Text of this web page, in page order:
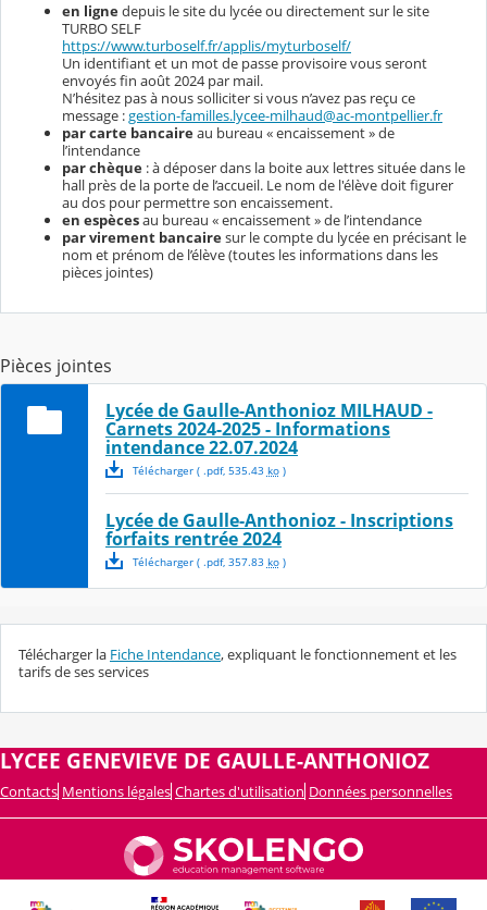
en lignedepuis le site du lycée ou directement sur le site
TURBO SELF
https://www.turboself.fr/applis/myturboself/
Un identifiant et un mot de passe provisoire vous seront
envoyés fin août 2024 par mail.
N’hésitez pas à nous solliciter si vous n’avez pas reçu ce
message :gestion-familles.lycee-milhaud@ac-montpellier.fr
par carte bancaireau bureau « encaissement » de
l’intendance
par chèque : à déposer dans la boite aux lettres située dans le
hall près de la porte de l’accueil. Le nom de l'élève doit figurer
au dos pour permettre son encaissement.
en espècesau bureau « encaissement » de l’intendance
par virement bancairesur le compte du lycée en précisant le
nom et prénom de l’élève (toutes les informations dans les
pièces jointes)
Pièces jointes
Lycée de Gaulle-Anthonioz MILHAUD -
Carnets 2024-2025 - Informations
intendance 22.07.2024
Télécharger( .pdf, 535.43 ko)
Lycée de Gaulle-Anthonioz - Inscriptions
forfaits rentrée 2024
Télécharger( .pdf, 357.83 ko)
Télécharger la Fiche Intendance, expliquant le fonctionnement et les
tarifs de ses services
LYCEE GENEVIEVE DE GAULLE-ANTHONIOZ
Contacts Mentions légales Chartes d'utilisation Données personnelles